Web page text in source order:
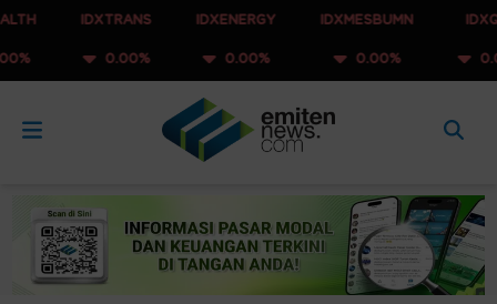
IDXTRANS
0.00%
IDXENERGY
0.00%
IDXMESBUMN
0.00% 0.00%